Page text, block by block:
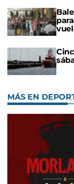
MÁS EN